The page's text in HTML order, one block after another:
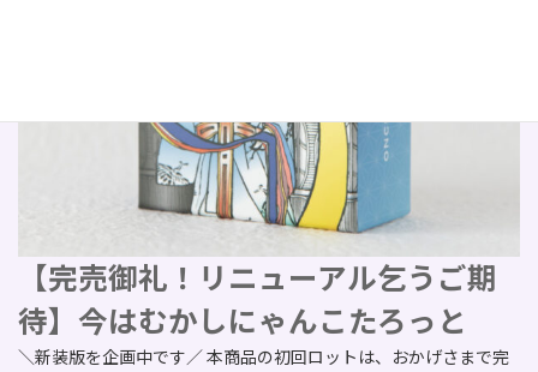
【完売御礼！リニューアル乞うご期
待】今はむかしにゃんこたろっと
＼新装版を企画中です／ 本商品の初回ロットは、おかげさまで完